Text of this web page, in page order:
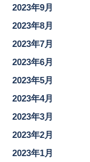
2023年9月
2023年8月
2023年7月
2023年6月
2023年5月
2023年4月
2023年3月
2023年2月
2023年1月